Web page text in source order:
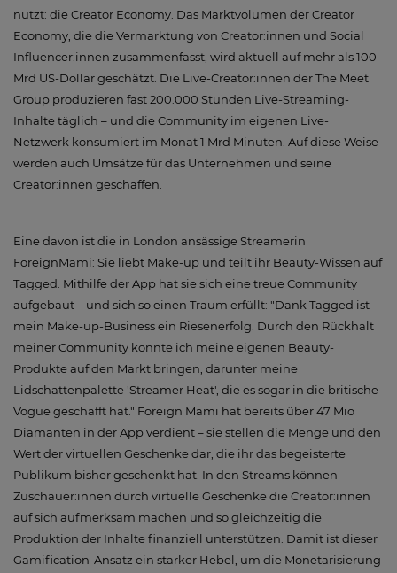
nutzt: die Creator Economy. Das Marktvolumen der Creator
Economy, die die Vermarktung von Creator:innen und Social
Influencer:innen zusammenfasst, wird aktuell auf mehr als 100
Mrd US-Dollar geschätzt. Die Live-Creator:innen der The Meet
Group produzieren fast 200.000 Stunden Live-Streaming-
Inhalte täglich – und die Community im eigenen Live-
Netzwerk konsumiert im Monat 1 Mrd Minuten. Auf diese Weise
werden auch Umsätze für das Unternehmen und seine
Creator:innen geschaffen.
Eine davon ist die in London ansässige Streamerin
ForeignMami: Sie liebt Make-up und teilt ihr Beauty-Wissen auf
Tagged. Mithilfe der App hat sie sich eine treue Community
aufgebaut – und sich so einen Traum erfüllt: "Dank Tagged ist
mein Make-up-Business ein Riesenerfolg. Durch den Rückhalt
meiner Community konnte ich meine eigenen Beauty-
Produkte auf den Markt bringen, darunter meine
Lidschattenpalette 'Streamer Heat', die es sogar in die britische
Vogue geschafft hat." Foreign Mami hat bereits über 47 Mio
Diamanten in der App verdient – sie stellen die Menge und den
Wert der virtuellen Geschenke dar, die ihr das begeisterte
Publikum bisher geschenkt hat. In den Streams können
Zuschauer:innen durch virtuelle Geschenke die Creator:innen
auf sich aufmerksam machen und so gleichzeitig die
Produktion der Inhalte finanziell unterstützen. Damit ist dieser
Gamification-Ansatz ein starker Hebel, um die Monetarisierung